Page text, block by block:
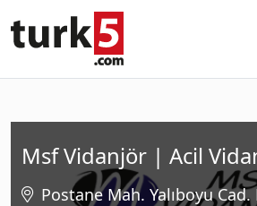
Msf Vidanjör | Acil
Postane Mah. Yalıboyu